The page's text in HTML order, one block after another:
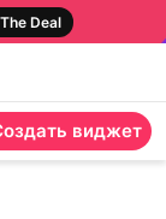
Deal
виджет